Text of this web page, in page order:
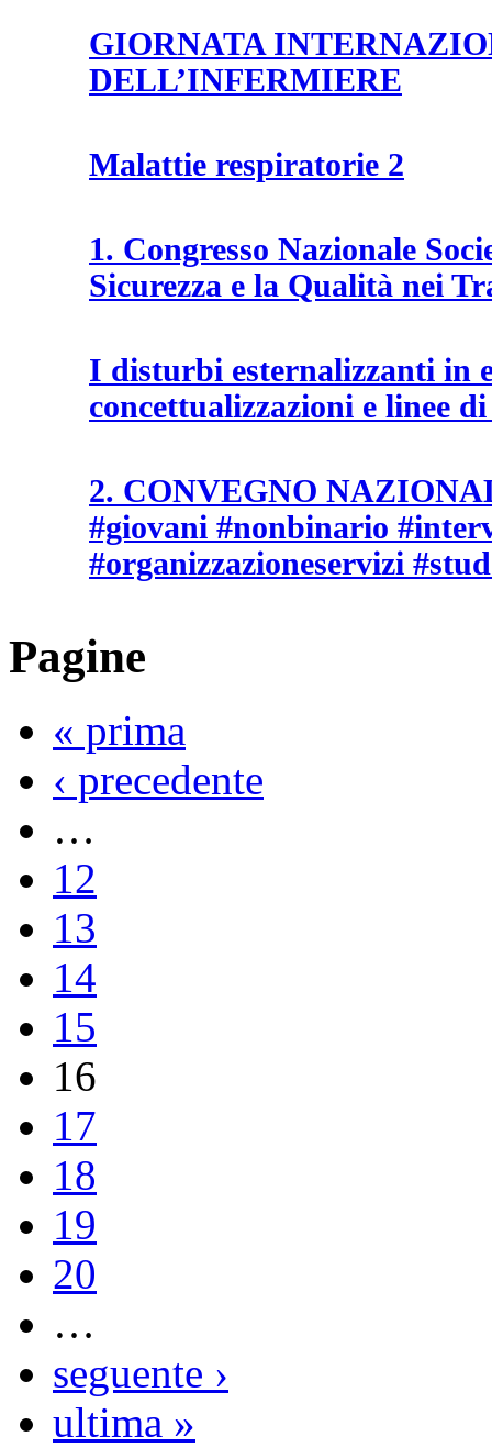
GIORNATA
DELL’INFERMIERE
Malattie respiratorie 2
1. Congresso Nazionale
Sicurezza e la Qualità nei
I disturbi esternalizzanti in
concettualizzazioni e linee
2. CONVEGNO
#giovani #nonbinario
#organizzazioneservizi
Pagine
« prima
‹ precedente
…
12
13
14
15
16
17
18
19
20
…
seguente ›
ultima »